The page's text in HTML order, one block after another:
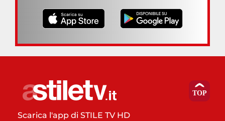
Scarica l'app di STILE TV HD